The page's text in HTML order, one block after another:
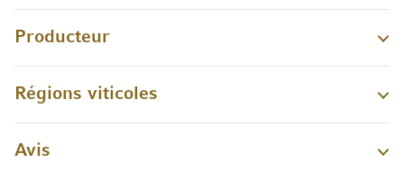
Producteur
Régions viticoles
Avis